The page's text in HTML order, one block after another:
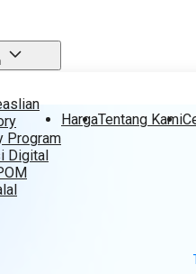
Program
Digital
HargaTentang Kami